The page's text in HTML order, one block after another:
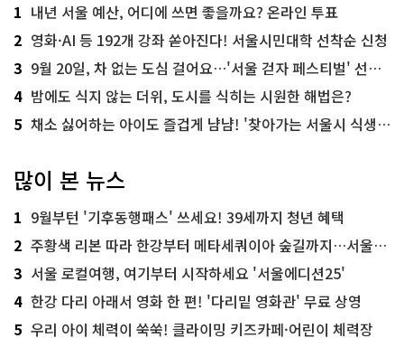
1 내년 서울 예산, 어디에 쓰면 좋을까요? 온라인 투표
2 영화·AI 등 192개 강좌 쏟아진다! 서울시민대학 선착순 신청
3 9월 20일, 차 없는 도심 걸어요…'서울 걷자 페스티벌' 선착순 5천명
4 밤에도 식지 않는 더위, 도시를 식히는 시원한 해법은?
5 채소 싫어하는 아이도 즐겁게 냠냠! '찾아가는 서울시 식생활 교육' 현장
많이 본 뉴스
1 9월부턴 '기후동행패스' 쓰세요! 39세까지 청년 혜택
2 주황색 리본 따라 한강부터 메타세쿼이아 숲길까지…서울둘레길 15코스
3 서울 로컬여행, 여기부터 시작하세요 '서울에디션25'
4 한강 다리 아래서 영화 한 편! '다리밑 영화관' 무료 상영
5 우리 아이 체력이 쑥쑥! 클라이밍 키즈카페·어린이 체력장